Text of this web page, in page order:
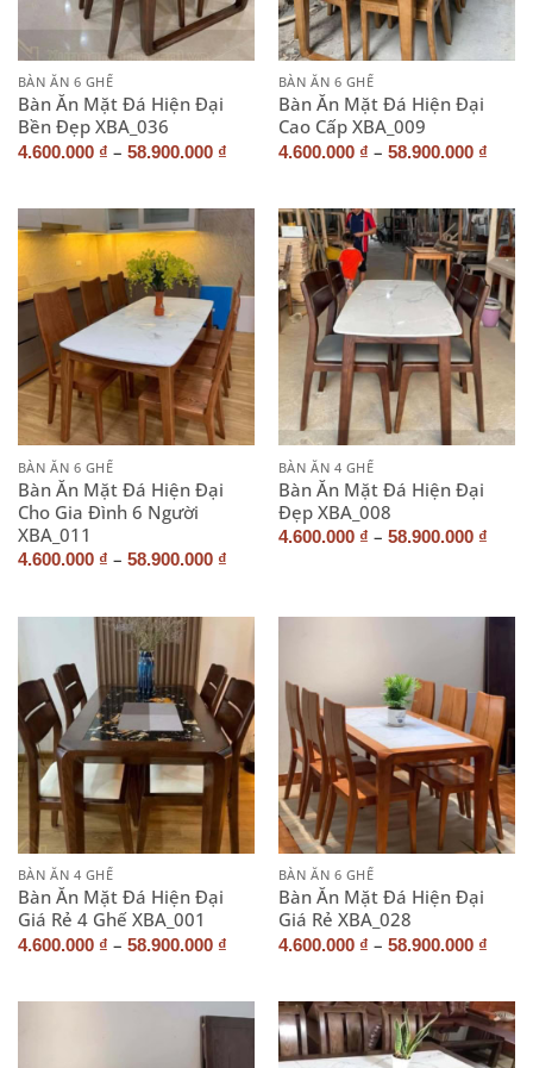
BÀN ĂN 6 GHẾ
Bàn Ăn Mặt Đá Hiện Đại
Bền Đẹp XBA_036
4.600.000 ₫ – 58.900.000 ₫
BÀN ĂN 6 GHẾ
Bàn Ăn Mặt Đá Hiện Đại
Cao Cấp XBA_009
4.600.000 ₫ – 58.900.000 ₫
BÀN ĂN 6 GHẾ
Bàn Ăn Mặt Đá Hiện Đại
Cho Gia Đình 6 Người
XBA_011
4.600.000 ₫ – 58.900.000 ₫
BÀN ĂN 4 GHẾ
Bàn Ăn Mặt Đá Hiện Đại
Đẹp XBA_008
4.600.000 ₫ – 58.900.000 ₫
BÀN ĂN 4 GHẾ
Bàn Ăn Mặt Đá Hiện Đại
Giá Rẻ 4 Ghế XBA_001
4.600.000 ₫ – 58.900.000 ₫
BÀN ĂN 6 GHẾ
Bàn Ăn Mặt Đá Hiện Đại
Giá Rẻ XBA_028
4.600.000 ₫ – 58.900.000 ₫